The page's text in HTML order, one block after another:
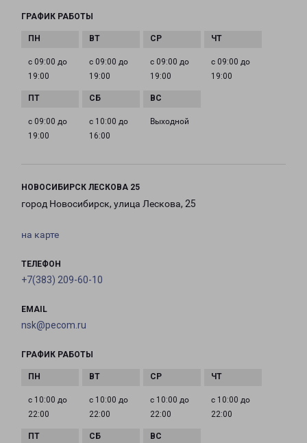
ГРАФИК РАБОТЫ
с 09:00 до
19:00
с 09:00 до
19:00
с 09:00 до
19:00
с 09:00 до
19:00
с 09:00 до
19:00
с 10:00 до
16:00
Выходной
НОВОСИБИРСК ЛЕСКОВА 25
город Новосибирск, улица Лескова, 25
на карте
ТЕЛЕФОН
+7(383) 209-60-10
EMAIL
nsk@pecom.ru
ГРАФИК РАБОТЫ
с 10:00 до
22:00
с 10:00 до
22:00
с 10:00 до
22:00
с 10:00 до
22:00